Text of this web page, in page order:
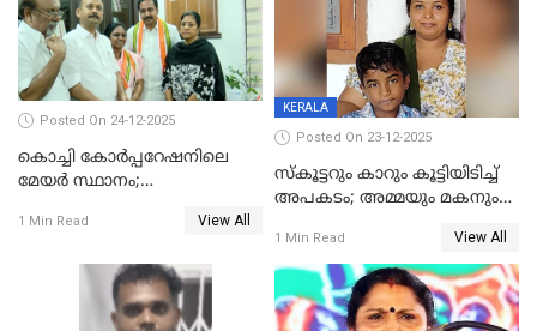
Posted On 24-12-2025
കൊച്ചി കോര്‍പ്പറേഷനിലെ
മേയര്‍ സ്ഥാനം;
രൂക്ഷം
1 Min Read View All
KERALA
Posted On 23-12-2025
സ്കൂട്ടറും കാറും കൂട്ടിയിടിച്ച്
അപകടം; അമ്മയും മകനും
ഗുരുതരാവസ്ഥയിൽ
1 Min Read View All